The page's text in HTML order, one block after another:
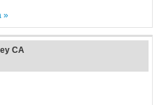
»
CA